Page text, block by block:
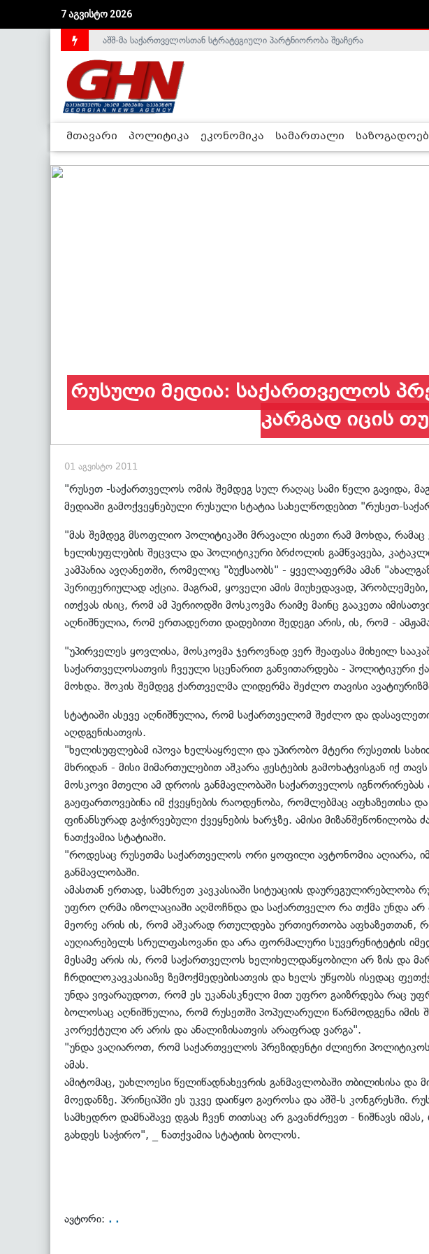
7 აგვისტო 2026
საქართველოს დე-ფაქტო მთავრობა არალეგიტიმურია - ჰელსინკის კომისია
აშშ-მა საქართველოსთან სტრატეგიული პარტნიორობა შეაჩერა
მთავარი პოლიტიკა ეკონომიკა სამართალი
რუსული მედია: საქართველოს
კარგად იცის
01 აგვისტო 2011
"რუსეთ -საქართველოს ომის შემდეგ სულ რაღაც სამი წელი გავიდა,
მედიაში გამოქვეყნებული რუსული სტატია სახელწოდებით "რუსეთ-
"მას შემდეგ მსოფლიო პოლიტიკაში მრავალი ისეთი რამ მოხდა,
ხელისუფლების შეცვლა და პოლიტიკური ბრძოლის გამწვავება,
კამპანია ავღანეთში, რომელიც "ბუქსაობს" - ყველაფერმა ამან
პერიფერიულად აქცია. მაგრამ, ყოველი ამის მიუხედავად,
ითქვას ისიც, რომ ამ პერიოდში მოსკოვმა რაიმე მაინც გააკეთა
აღნიშნულია, რომ ერთადერთი დადებითი შედეგი არის, ის, რომ -
"უპირველეს ყოვლისა, მოსკოვმა ჯეროვნად ვერ შეაფასა მიხეილ
საქართველოსათვის ჩვეული სცენარით განვითარდება - პოლიტიკური
მოხდა. შოკის შემდეგ ქართველმა ლიდერმა შეძლო თავისი
სტატიაში ასევე აღნიშნულია, რომ საქართველომ შეძლო და
აღდგენისათვის.
"ხელისუფლებამ იპოვა ხელსაყრელი და უპირობო მტერი რუსეთის
მხრიდან - მისი მიმართულებით აშკარა ჟესტების გამოხატვისგან იქ
მოსკოვი მთელი ამ დროის განმავლობაში საქართველოს
გაეფართოვებინა იმ ქვეყნების რაოდენობა, რომლებმაც აფხაზეთისა
ფინანსურად გაჭირვებული ქვეყნების ხარჯზე. ამისი
ნათქვამია სტატიაში.
"როდესაც რუსეთმა საქართველოს ორი ყოფილი ავტონომია აღიარა,
განმავლობაში.
ამასთან ერთად, სამხრეთ კავკასიაში სიტუაციის დაურეგულირებლობა
უფრო ღრმა იზოლაციაში აღმოჩნდა და საქართველო რა თქმა უნდა არ
მეორე არის ის, რომ აშკარად რთულდება ურთიერთობა აფხაზეთთან,
აუღიარებელს სრულფასოვანი და არა ფორმალური სუვერენიტეტის
მესამე არის ის, რომ საქართველოს ხელიხელდაწყობილი არ ზის და
ჩრდილოკავკასიაზე ზემოქმედებისათვის და ხელს უწყობს ისედაც
უნდა ვივარაუდოთ, რომ ეს უკანასკნელი მით უფრო გაიზრდება რაც
ბოლოსაც აღნიშნულია, რომ რუსეთში პოპულარული წარმოდგენა იმის
კორექტული არ არის და ანალიზისათვის არაფრად ვარგა".
"უნდა ვაღიაროთ, რომ საქართველოს პრეზიდენტი ძლიერი
ამას.
ამიტომაც, უახლოესი წელიწადნახევრის განმავლობაში თბილისისა
მოედანზე. პრინციპში ეს უკვე დაიწყო გაეროსა და აშშ-ს კონგრესში.
სამხედრო დამნაშავე დგას ჩვენ თითსაც არ გავანძრევთ - ნიშნავს
გახდეს საჭირო", _ ნათქვამია სტატიის ბოლოს.
ავტორი: . .